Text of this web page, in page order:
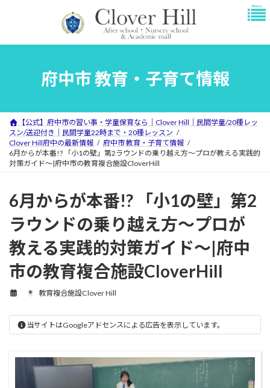
プ
動
府中市 教育・子育て情報
【公式】府中市の習い事・学童保育なら｜Clover Hill｜民間学童/20種レッ
スン/送迎付き｜民間学童22時まで・20種レッスン
Clover Hill府中の最新情報
府中市 教育・子育て情報
6月からが本番!? 「小1の壁」第2ラウンドの乗り越え方～プロが教える実践的
対策ガイド～|府中市の教育複合施設CloverHill
6月からが本番!? 「小1の壁」第2
ラウンドの乗り越え方～プロが
教える実践的対策ガイド～|府中
市の教育複合施設CloverHill
教育複合施設Clover Hill
当サイトはGoogleアドセンスによる広告を表示しています。